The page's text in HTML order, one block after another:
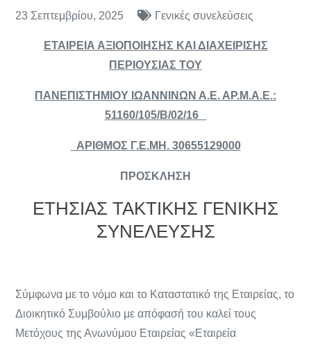
23 Σεπτεμβρίου, 2025 Γενικές συνελεύσεις
ΕΤΑΙΡΕΙΑ ΑΞΙΟΠΟΙΗΣΗΣ ΚΑΙ ΔΙΑΧΕΙΡΙΣΗΣ
ΠΕΡΙΟΥΣΙΑΣ TOY
ΠΑΝΕΠΙΣΤΗΜΙΟΥ ΙΩΑΝΝΙΝΩΝ Α.Ε. ΑΡ.Μ.Α.Ε.:
51160/105/B/02/16
ΑΡΙΘΜΟΣ Γ.Ε.ΜΗ. 30655129000
ΠΡΟΣΚΛΗΣΗ
ΕΤΗΣΙΑΣ ΤΑΚΤΙΚΗΣ ΓΕΝΙΚΗΣ
ΣΥΝΕΛΕΥΣΗΣ
Σύμφωνα με το νόμο και το Καταστατικό της Εταιρείας, το
Διοικητικό Συμβούλιο με απόφασή του καλεί τους
Μετόχους της Ανωνύμου Εταιρείας «Εταιρεία